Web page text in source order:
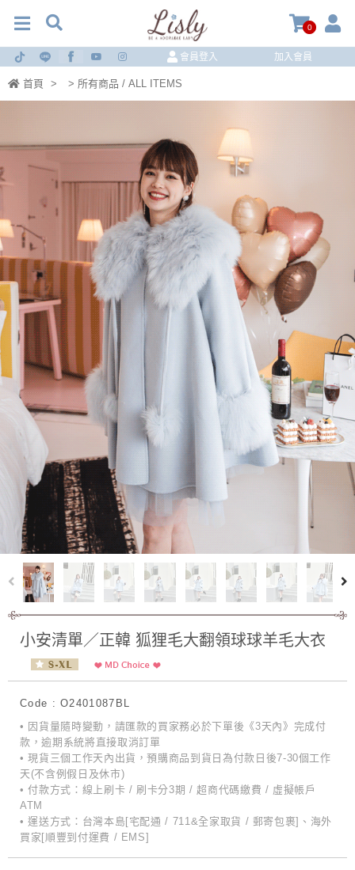
0
會員登入 加入會員
首頁 > > 所有商品 / ALL ITEMS
小安清單／正韓 狐狸毛大翻領球球羊毛大衣
Code : O2401087BL
• 因貨量隨時變動，請匯款的買家務必於下單後《3天內》完成付
款，逾期系統將直接取消訂單
• 現貨三個工作天內出貨，預購商品到貨日為付款日後7-30個工作
天(不含例假日及休市)
• 付款方式：線上刷卡 / 刷卡分3期 / 超商代碼繳費 / 虛擬帳戶
ATM
• 運送方式：台灣本島[宅配通 / 711&全家取貨 / 郵寄包裹]、海外
買家[順豐到付運費 / EMS]